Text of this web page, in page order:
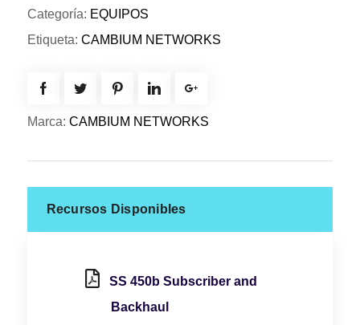
Categoría: EQUIPOS
Etiqueta: CAMBIUM NETWORKS
Marca: CAMBIUM NETWORKS
Recursos Disponibles
SS 450b Subscriber and
Backhaul